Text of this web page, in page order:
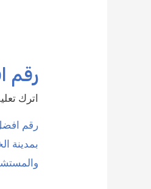
رقم
اترك
رقم
بمدينة